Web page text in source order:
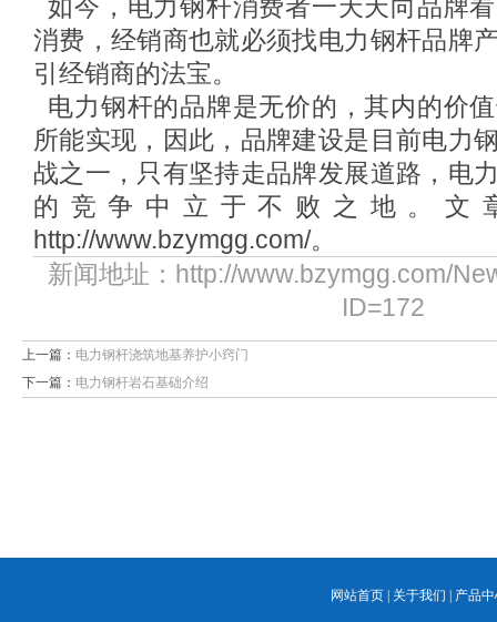
如今，电力钢杆消费者一天天向品牌
消费，经销商也就必须找电力钢杆品牌
引经销商的法宝。
电力钢杆的品牌是无价的，其内的价
所能实现，因此，品牌建设是目前电力
战之一，只有坚持走品牌发展道路，电
的竞争中立于不败之地。文
http://www.bzymgg.com/。
新闻地址：http://www.bzymgg.com/
ID=172
上一篇： 电力钢杆浇筑地基养护小窍门
下一篇： 电力钢杆岩石基础介绍
网站首页 关于我们 产品